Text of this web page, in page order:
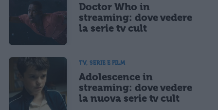
Doctor Who in
streaming: dove vedere
la serie tv cult
TV, SERIE E FILM
Adolescence in
streaming: dove vedere
la nuova serie tv cult